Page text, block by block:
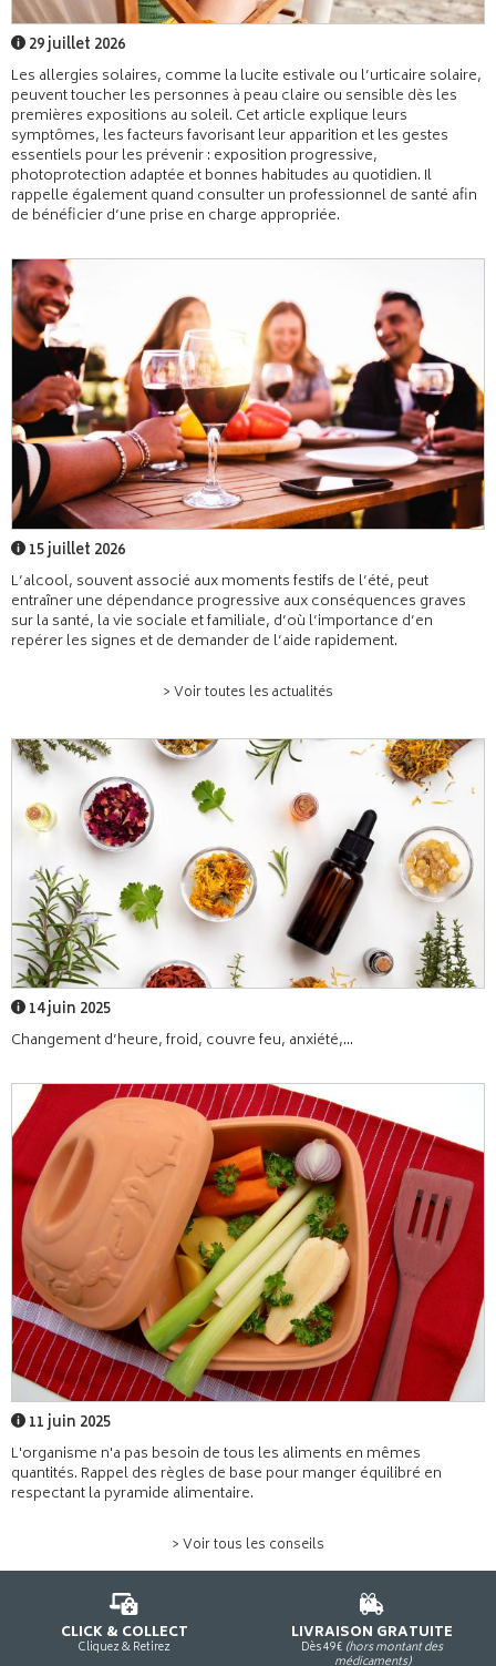
29 juillet 2026
Les allergies solaires, comme la lucite estivale ou l’urticaire solaire,
peuvent toucher les personnes à peau claire ou sensible dès les
premières expositions au soleil. Cet article explique leurs
symptômes, les facteurs favorisant leur apparition et les gestes
essentiels pour les prévenir : exposition progressive,
photoprotection adaptée et bonnes habitudes au quotidien. Il
rappelle également quand consulter un professionnel de santé afin
de bénéficier d’une prise en charge appropriée.
15 juillet 2026
L’alcool, souvent associé aux moments festifs de l’été, peut
entraîner une dépendance progressive aux conséquences graves
sur la santé, la vie sociale et familiale, d’où l’importance d’en
repérer les signes et de demander de l’aide rapidement.
> Voir toutes les actualités
14 juin 2025
Changement d’heure, froid, couvre feu, anxiété,...
11 juin 2025
L'organisme n'a pas besoin de tous les aliments en mêmes
quantités. Rappel des règles de base pour manger équilibré en
respectant la pyramide alimentaire.
> Voir tous les conseils
CLICK & COLLECT
Cliquez & Retirez
LIVRAISON GRATUITE
Dès 49€ (hors montant des